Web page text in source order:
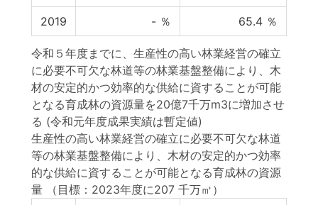
2019 - ％ 65.4 ％
令和５年度までに、生産性の高い林業経営の確立
に必要不可欠な林道等の林業基盤整備により、木
材の安定的かつ効率的な供給に資することが可能
となる育成林の資源量を20億7千万m3に増加させ
る (令和元年度成果実績は暫定値)
生産性の高い林業経営の確立に必要不可欠な林道
等の林業基盤整備により、木材の安定的かつ効率
的な供給に資することが可能となる育成林の資源
量
（目標：2023年度に207 千万㎥）